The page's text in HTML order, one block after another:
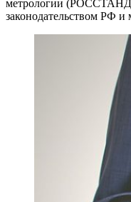
метрологии
законодательством РФ